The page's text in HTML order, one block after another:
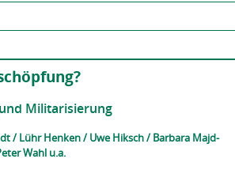
Militarisierung
/ Lühr Henken / Uwe Hiksch / Barbara Majd-
Wahl u.a.